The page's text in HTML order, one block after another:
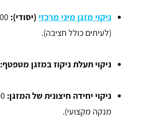
ניקוי מזגן מיני מרכזי (יסודי):
(לעיתים כולל חציבה).
ניקוי תעלת ניקוז במזגן מטפטף:
ניקוי יחידה חיצונית של המזגן:
מנקה מקצועי).